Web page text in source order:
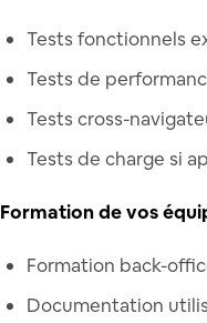
Tests fonctionnels
Tests de
Tests cross-
Tests de charge si
Formation de vos
Formation back-
Documentation